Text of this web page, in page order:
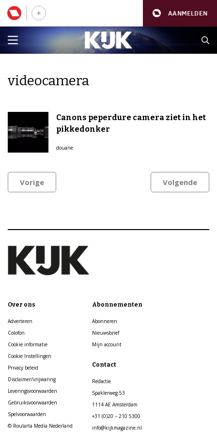
AANMELDEN
videocamera
Canons peperdure camera ziet in het
pikkedonker
douane
Vorige Volgende
Over ons
Adverteren
Colofon
Cookie informatie
Cookie Instellingen
Privacy beleid
Disclaimer/vrijwaring
Leveringsvoorwaarden
Gebruiksvoorwaarden
Spelvoorwaarden
© Roularta Media Nederland
Abonnementen
Abonneren
Nieuwsbrief
Mijn account
Contact
Redactie
Spaklerweg 53
1114 AE Amsterdam
+31 (0)20 – 210 5300
info@kijkmagazine.nl